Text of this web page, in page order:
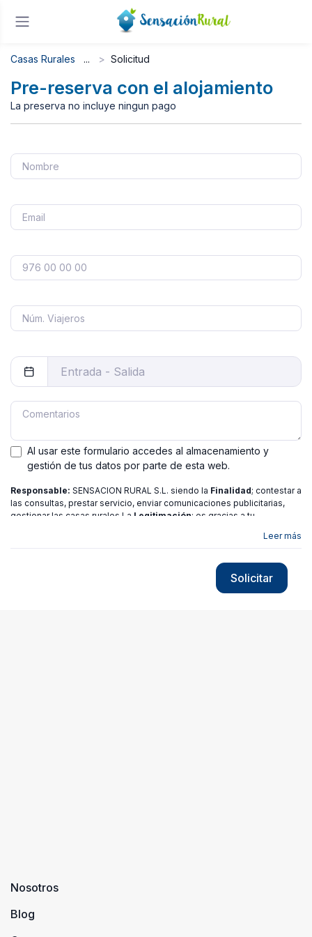
Casas Rurales Solicitud
Pre-reserva con el alojamiento
La preserva no incluye ningun pago
Al usar este formulario accedes al almacenamiento y
gestión de tus datos por parte de esta web.
Responsable: SENSACION RURAL S.L. siendo la Finalidad; contestar a
las consultas, prestar servicio, enviar comunicaciones publicitarias,
gestionar las casas rurales La Legitimación; es gracias a tu
de Acceso,
política de privacidad
Leer más
Solicitar
Nosotros
Blog